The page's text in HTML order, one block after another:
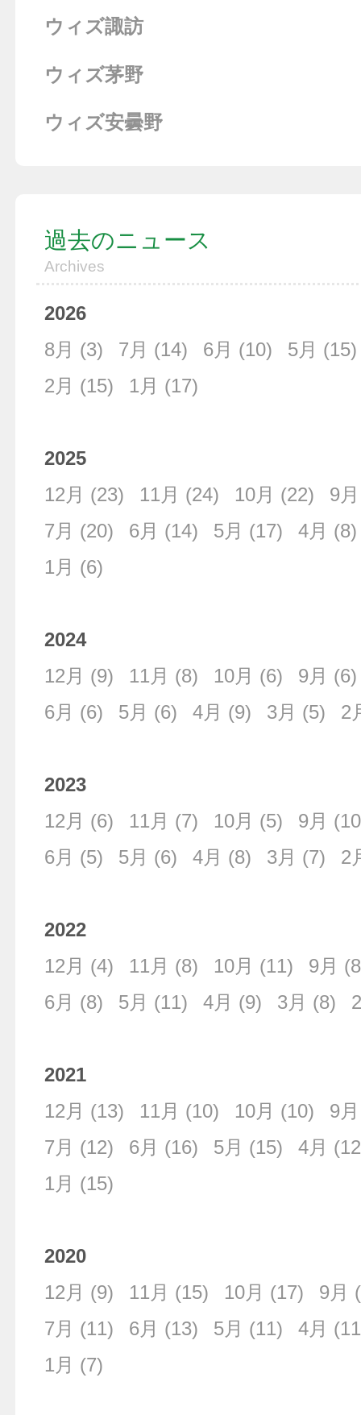
ウィズ諏訪
ウィズ茅野
ウィズ安曇野
過去のニュース
Archives
2026
8月 (3) 7月 (14) 6月 (10) 5月 (15)
2月 (15) 1月 (17)
2025
12月 (23) 11月 (24) 10月 (22) 9月
7月 (20) 6月 (14) 5月 (17) 4月 (8)
1月 (6)
2024
12月 (9) 11月 (8) 10月 (6) 9月 (6)
6月 (6) 5月 (6) 4月 (9) 3月 (5) 2
2023
12月 (6) 11月 (7) 10月 (5) 9月
6月 (5) 5月 (6) 4月 (8) 3月 (7) 2
2022
12月 (4) 11月 (8) 10月 (11) 9月
6月 (8) 5月 (11) 4月 (9) 3月 (8)
2021
12月 (13) 11月 (10) 10月 (10) 9月
7月 (12) 6月 (16) 5月 (15) 4月
1月 (15)
2020
12月 (9) 11月 (15) 10月 (17) 9月
7月 (11) 6月 (13) 5月 (11) 4月
1月 (7)